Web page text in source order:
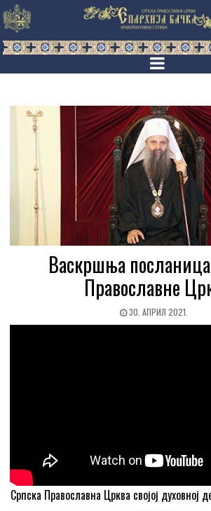
Васкршња
Православне
30. АПРИЛ 2021.
Српска Православна Црква својој духовној